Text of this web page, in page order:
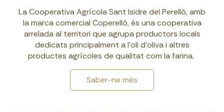
La Cooperativa Agrícola Sant Isidre del Perelló, amb
la marca comercial Coperelló, és una cooperativa
arrelada al territori que agrupa productors locals
dedicats principalment a l’oli d’oliva i altres
productes agrícoles de qualitat com la farina.
Saber-ne més